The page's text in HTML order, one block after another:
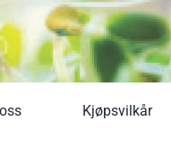
Kjøpsvilkår